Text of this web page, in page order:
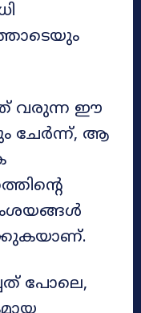
വരുന്ന ഈ
ചേർന്ന്, ആ
പോലെ,